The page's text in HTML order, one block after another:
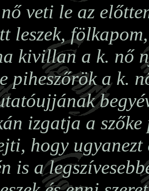
veti le az
leszek,
kivillan a k. nő
piheszőrök a k.
izgatja a szőke
hogy
is a